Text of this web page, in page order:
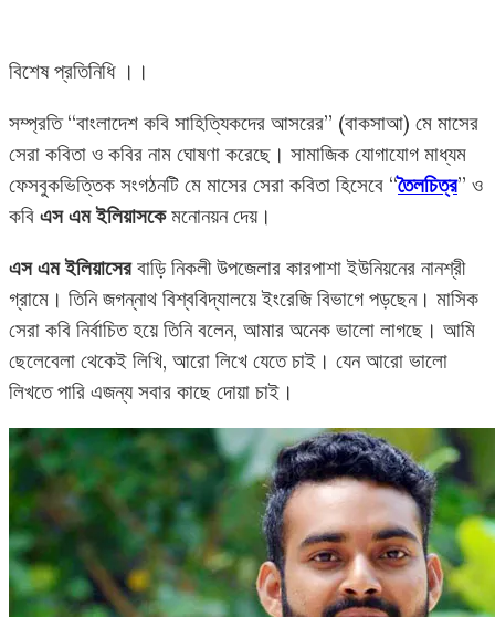
বিশেষ প্রতিনিধি ।।
সম্প্রতি “বাংলাদেশ কবি সাহিত্যিকদের আসরের” (বাকসাআ) মে মাসের
সেরা কবিতা ও কবির নাম ঘোষণা করেছে। সামাজিক যোগাযোগ মাধ্যম
ফেসবুকভিত্তিক সংগঠনটি মে মাসের সেরা কবিতা হিসেবে “তৈলচিত্র” ও
কবি এস এম ইলিয়াসকেমনোনয়ন দেয়।
এস এম ইলিয়াসেরবাড়ি নিকলী উপজেলার কারপাশা ইউনিয়নের নানশ্রী
গ্রামে। তিনি জগন্নাথ বিশ্ববিদ্যালয়ে ইংরেজি বিভাগে পড়ছেন। মাসিক
সেরা কবি নির্বাচিত হয়ে তিনি বলেন, আমার অনেক ভালো লাগছে। আমি
ছেলেবেলা থেকেই লিখি, আরো লিখে যেতে চাই। যেন আরো ভালো
লিখতে পারি এজন্য সবার কাছে দোয়া চাই।